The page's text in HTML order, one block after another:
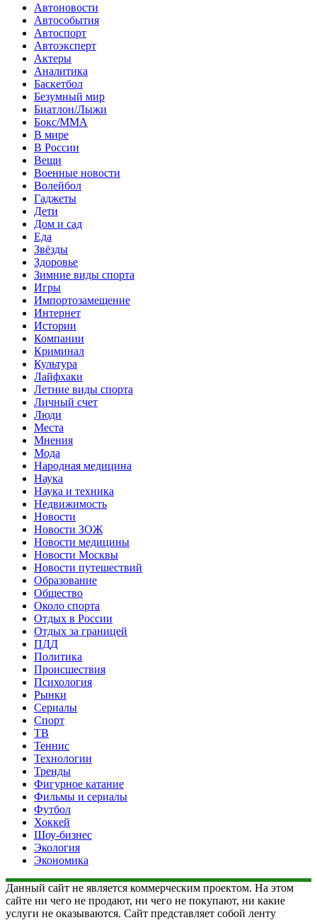
Автоновости
Автособытия
Автоспорт
Автоэксперт
Актеры
Аналитика
Баскетбол
Безумный мир
Биатлон/Лыжи
Бокс/MMA
В мире
В России
Вещи
Военные новости
Волейбол
Гаджеты
Дети
Дом и сад
Еда
Звёзды
Здоровье
Зимние виды спорта
Игры
Импортозамещение
Интернет
Истории
Компании
Криминал
Культура
Лайфхаки
Летние виды спорта
Личный счет
Люди
Места
Мнения
Мода
Народная медицина
Наука
Наука и техника
Недвижимость
Новости
Новости ЗОЖ
Новости медицины
Новости Москвы
Новости путешествий
Образование
Общество
Около спорта
Отдых в России
Отдых за границей
ПДД
Политика
Происшествия
Психология
Рынки
Сериалы
Спорт
ТВ
Теннис
Технологии
Тренды
Фигурное катание
Фильмы и сериалы
Футбол
Хоккей
Шоу-бизнес
Экология
Экономика
Данный сайт не является коммерческим проектом. На этом
сайте ни чего не продают, ни чего не покупают, ни какие
услуги не оказываются. Сайт представляет собой ленту